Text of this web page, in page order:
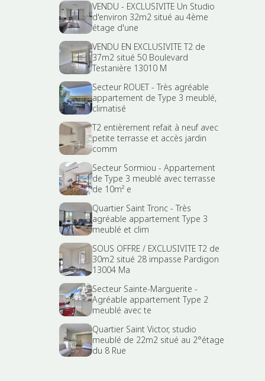
VENDU - EXCLUSIVITE Un Studio
d'environ 32m2 situé au 4ème
étage d'une
VENDU EN EXCLUSIVITE T2 de
37m2 situé 50 Boulevard
Testanière 13010 M
Secteur ROUET - Très agréable
appartement de Type 3 meublé,
climatisé
T2 entièrement refait à neuf avec
petite terrasse et accès jardin
comm
Secteur Sormiou - Appartement
de Type 3 meublé avec terrasse
de 10m² e
Quartier Saint Tronc - Très
agréable appartement Type 3
meublé et clim
SOUS OFFRE / EXCLUSIVITE T2 de
30m2 situé 28 impasse Pardigon
13004 Ma
Secteur Sainte-Marguerite -
Agréable appartement Type 2
meublé avec te
Quartier Saint Victor, studio
meublé de 22m2 situé au 2°étage
du 8 Rue